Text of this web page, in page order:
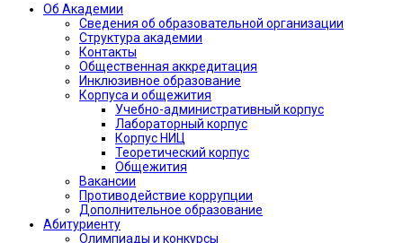
Об Академии
Сведения об образовательной организации
Структура академии
Контакты
Общественная аккредитация
Инклюзивное образование
Корпуса и общежития
Учебно-административный корпус
Лабораторный корпус
Корпус НИЦ
Теоретический корпус
Общежития
Вакансии
Противодействие коррупции
Дополнительное образование
Абитуриенту
Олимпиады и конкурсы